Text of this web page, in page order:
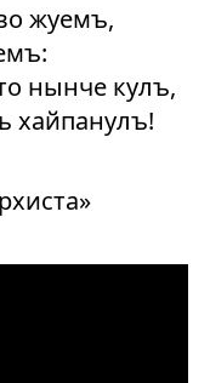
жуемъ,
нынче кулъ,
хайпанулъ!